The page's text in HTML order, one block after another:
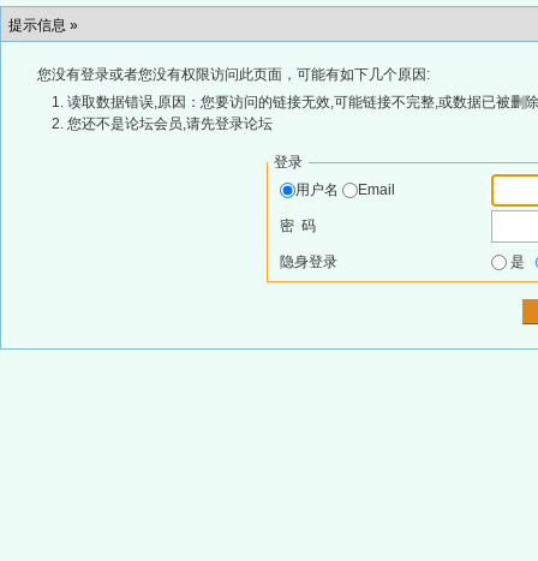
提示信息 »
您没有登录或者您没有权限访问此页面，可能有如下几个原因:
读取数据错误,原因：您要访问的链接无效,可能链接不完整,或数据已被删
您还不是论坛会员,请先登录论坛
登录
用户名
Email
密 码
隐身登录 是